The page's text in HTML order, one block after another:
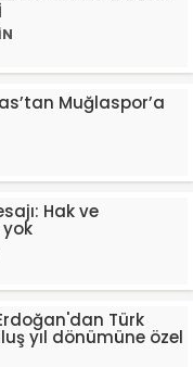
Muğlaspor’a
Hak ve
Türk
yıl dönümüne özel